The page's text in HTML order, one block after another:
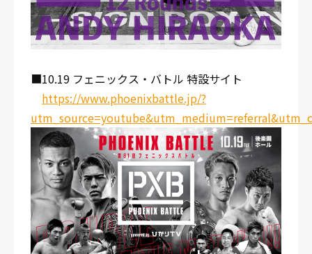
■10.19 フェニックス・バトル 特設サイト
https://www.phoenixbattle.jp/?